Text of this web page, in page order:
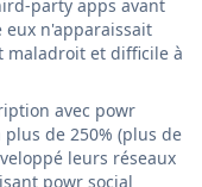
party apps avant
n'apparaissait
maladroit et difficile à
avec powr
de 250% (plus de
leurs réseaux
powr social